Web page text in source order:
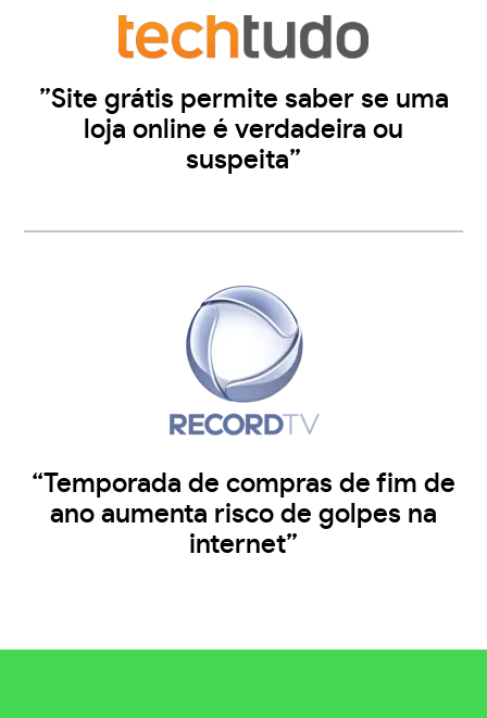
”Site grátis permite saber se uma
loja online é verdadeira ou
suspeita”
“Temporada de compras de fim de
ano aumenta risco de golpes na
internet”